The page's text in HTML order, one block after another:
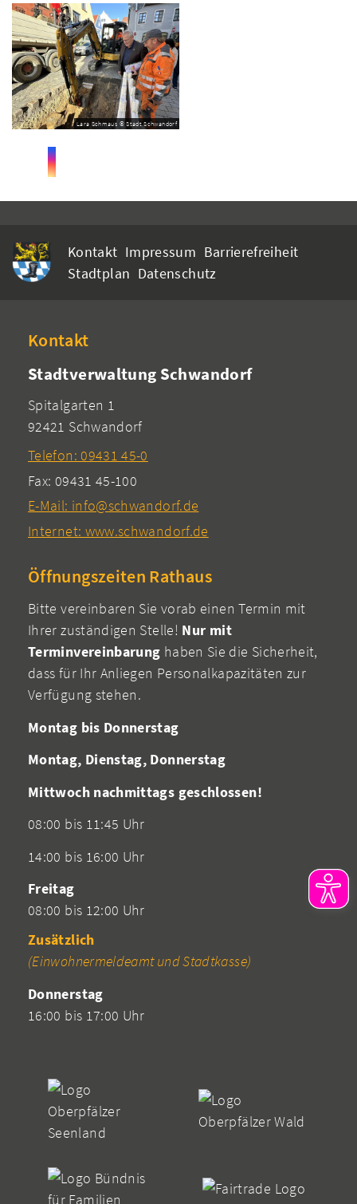
Lara Schmaus © Stadt Schwandorf
Kontakt Impressum Barrierefreiheit
Stadtplan Datenschutz
Kontakt
Stadtverwaltung Schwandorf
Spitalgarten 1
92421 Schwandorf
Telefon: 09431 45-0
Fax: 09431 45-100
E-Mail: info@schwandorf.de
Internet: www.schwandorf.de
Öffnungszeiten Rathaus
Bitte vereinbaren Sie vorab einen Termin mit
Ihrer zuständigen Stelle! Nur mit
Terminvereinbarung haben Sie die Sicherheit,
dass für Ihr Anliegen Personalkapazitäten zur
Verfügung stehen.
Montag bis Donnerstag
Montag, Dienstag, Donnerstag
Mittwoch nachmittags geschlossen!
08:00 bis 11:45 Uhr
14:00 bis 16:00 Uhr
Freitag
08:00 bis 12:00 Uhr
Zusätzlich
(Einwohnermeldeamt und Stadtkasse)
Donnerstag
16:00 bis 17:00 Uhr